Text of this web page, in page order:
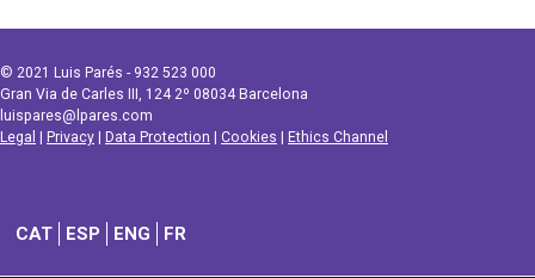
© 2021 Luis Parés - 932 523 000
Gran Via de Carles III, 124 2º 08034 Barcelona
luispares@lpares.com
Legal
Privacy Data Protection Cookies Ethics Channel
CAT ESP ENG FR